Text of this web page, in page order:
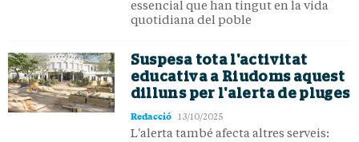
essencial que han tingut en la vida
quotidiana del poble
Suspesa tota l'activitat
educativa a Riudoms aquest
dilluns per l'alerta de pluges
Redacció 13/10/2025
L'alerta també afecta altres serveis: